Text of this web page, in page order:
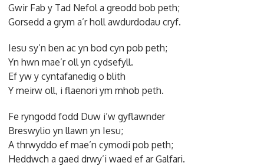
Gwir Fab y Tad Nefol a greodd bob peth;
Gorsedd a grym a’r holl awdurdodau cryf.
Iesu sy’n ben ac yn bod cyn pob peth;
Yn hwn mae’r oll yn cydsefyll.
Ef yw y cyntafanedig o blith
Y meirw oll, i flaenori ym mhob peth.
Fe ryngodd fodd Duw i’w gyflawnder
Breswylio yn llawn yn Iesu;
A thrwyddo ef mae’n cymodi pob peth;
Heddwch a gaed drwy’i waed ef ar Galfari.